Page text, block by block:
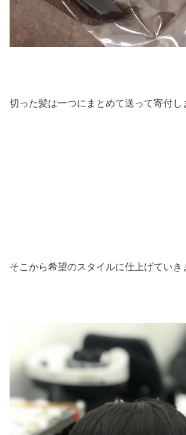
切った髪は一つにまとめて送って寄付し
そこから希望のスタイルに仕上げていき